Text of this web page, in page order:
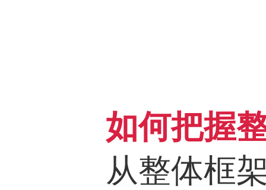
如何把握
从整体框